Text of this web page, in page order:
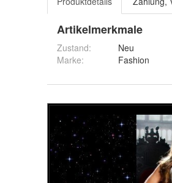
Artikelmerkmale
Zustand:
Neu
Marke:
Fashion